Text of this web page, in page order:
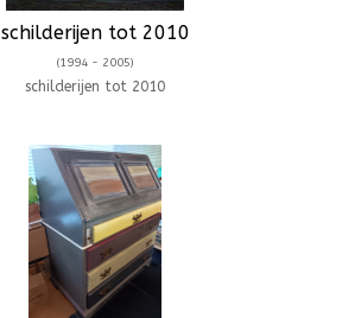
schilderijen tot 2010
(1994 - 2005)
schilderijen tot 2010